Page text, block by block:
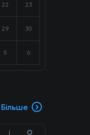
22 23
29 30
5 6
Більше
І О